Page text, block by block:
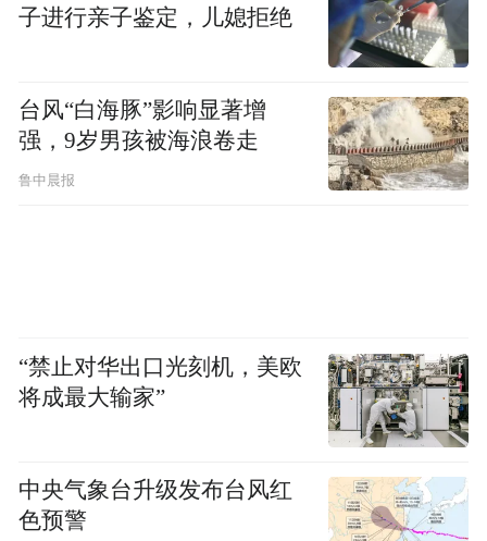
子进行亲子鉴定，儿媳拒绝
台风“白海豚”影响显著增
强，9岁男孩被海浪卷走
鲁中晨报
“禁止对华出口光刻机，美欧
将成最大输家”
中央气象台升级发布台风红
色预警